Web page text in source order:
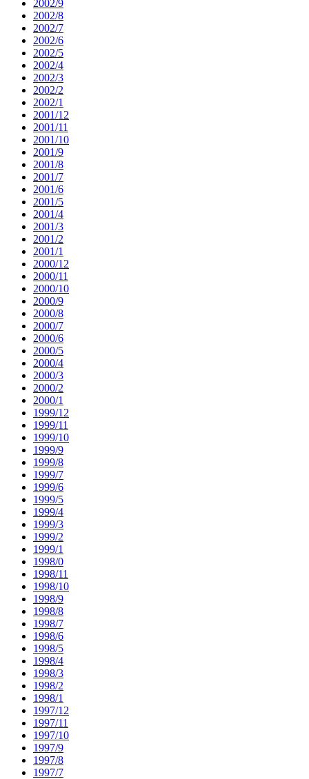
2002/9
2002/8
2002/7
2002/6
2002/5
2002/4
2002/3
2002/2
2002/1
2001/12
2001/11
2001/10
2001/9
2001/8
2001/7
2001/6
2001/5
2001/4
2001/3
2001/2
2001/1
2000/12
2000/11
2000/10
2000/9
2000/8
2000/7
2000/6
2000/5
2000/4
2000/3
2000/2
2000/1
1999/12
1999/11
1999/10
1999/9
1999/8
1999/7
1999/6
1999/5
1999/4
1999/3
1999/2
1999/1
1998/0
1998/11
1998/10
1998/9
1998/8
1998/7
1998/6
1998/5
1998/4
1998/3
1998/2
1998/1
1997/12
1997/11
1997/10
1997/9
1997/8
1997/7